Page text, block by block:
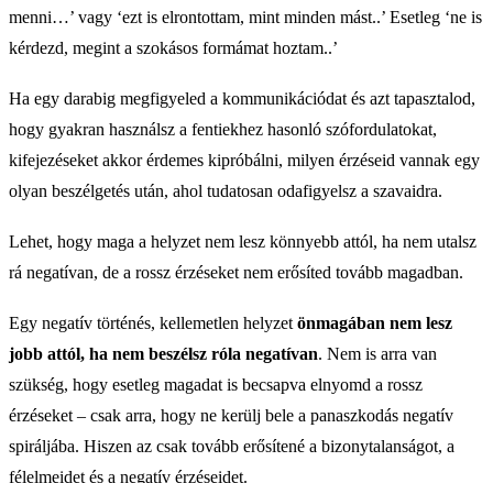
menni…’ vagy ‘ezt is elrontottam, mint minden mást..’ Esetleg ‘ne is
kérdezd, megint a szokásos formámat hoztam..’
Ha egy darabig megfigyeled a kommunikációdat és azt tapasztalod,
hogy gyakran használsz a fentiekhez hasonló szófordulatokat,
kifejezéseket akkor érdemes kipróbálni, milyen érzéseid vannak egy
olyan beszélgetés után, ahol tudatosan odafigyelsz a szavaidra.
Lehet, hogy maga a helyzet nem lesz könnyebb attól, ha nem utalsz
rá negatívan, de a rossz érzéseket nem erősíted tovább magadban.
Egy negatív történés, kellemetlen helyzet önmagában nem lesz
jobb attól, ha nem beszélsz róla negatívan. Nem is arra van
szükség, hogy esetleg magadat is becsapva elnyomd a rossz
érzéseket – csak arra, hogy ne kerülj bele a panaszkodás negatív
spiráljába. Hiszen az csak tovább erősítené a bizonytalanságot, a
félelmeidet és a negatív érzéseidet.